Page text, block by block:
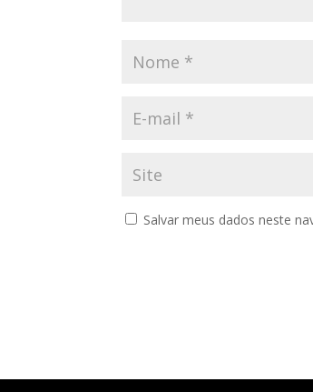
Salvar meus dados neste